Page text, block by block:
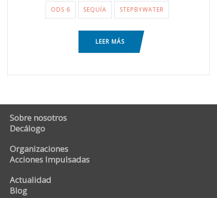
ODS 6 SEQUÍA STEPBYWATER
LEER MÁS
Sobre nosotros
Decálogo
Organizaciones
Acciones Impulsadas
Actualidad
Blog